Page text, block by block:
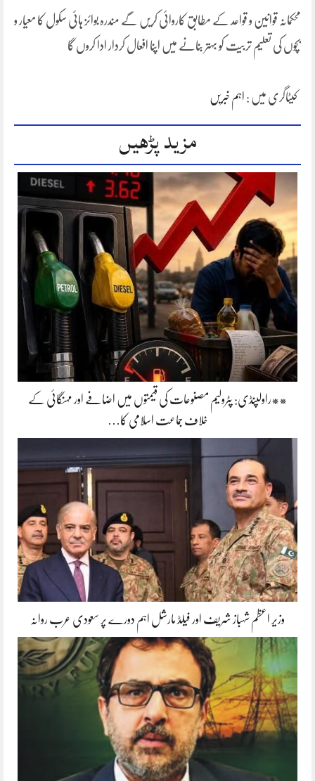
محکمانہ قوانین و قواعد کے مطابق کاروائی کریں گے مندرہ بوائز ہائی سکول کا معیار و
بچوں کی تعلیم تربیت کو بہتر بنانے میں اپنا افعال کردار ادا کروں گا
کیٹاگری میں : اہم خبریں
مزید پڑھیں
**راولپنڈی: پٹرولیم مصنوعات کی قیمتوں میں اضافے اور مہنگائی کے
خلاف جماعت اسلامی کا…
وزیر اعظم شہباز شریف اور فیلڈ مارشل اہم دورے پر سعودی عرب روانہ